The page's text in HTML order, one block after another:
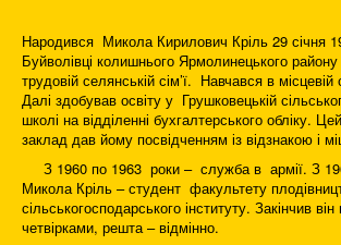
Народився Микола Кирилович Кріль 29 січня
Буйволівці колишнього Ярмолинецького
трудовій селянській сім’ї. Навчався в місцевій
Далі здобував освіту у Грушковецькій
школі на відділенні бухгалтерського обліку.
заклад дав йому посвідченням із відзнакою і
З 1960 по 1963 роки – служба в армії. З
Микола Кріль – студент факультету
сільськогосподарського інституту. Закінчив
четвірками, решта – відмінно.